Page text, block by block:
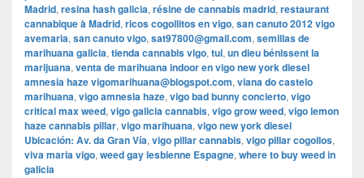
Madrid, resina hash galicia, résine de cannabis madrid, restaurant
cannabique à Madrid, ricos cogollitos en vigo, san canuto 2012 vigo
avemaria, san canuto vigo, sat97800@gmail.com, semillas de
marihuana galicia, tienda cannabis vigo, tui, un dieu bénissent la
marijuana, venta de marihuana indoor en vigo new york diesel
amnesia haze vigomarihuana@blogspot.com, viana do castelo
marihuana, vigo amnesia haze, vigo bad bunny concierto, vigo
critical max weed, vigo galicia cannabis, vigo grow weed, vigo lemon
haze cannabis pillar, vigo marihuana, vigo new york diesel
Ubicación: Av. da Gran Vía, vigo pillar cannabis, vigo pillar cogollos,
viva maria vigo, weed gay lesbienne Espagne, where to buy weed in
galicia